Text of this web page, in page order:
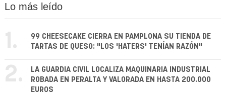
Lo más leído
1.
99 CHEESECAKE CIERRA EN PAMPLONA SU TIENDA DE
TARTAS DE QUESO: "LOS 'HATERS' TENÍAN RAZÓN"
2.
LA GUARDIA CIVIL LOCALIZA MAQUINARIA INDUSTRIAL
ROBADA EN PERALTA Y VALORADA EN HASTA 200.000
EUROS